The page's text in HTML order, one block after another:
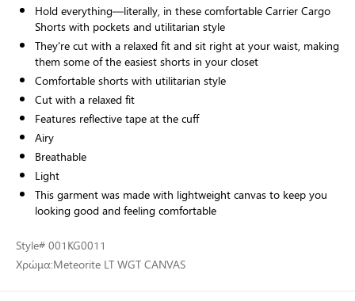
Hold everything—literally, in these comfortable Carrier Cargo
Shorts with pockets and utilitarian style
They're cut with a relaxed fit and sit right at your waist, making
them some of the easiest shorts in your closet
Comfortable shorts with utilitarian style
Cut with a relaxed fit
Features reflective tape at the cuff
Airy
Breathable
Light
This garment was made with lightweight canvas to keep you
looking good and feeling comfortable
Style# 001KG0011
Χρώμα:Meteorite LT WGT CANVAS